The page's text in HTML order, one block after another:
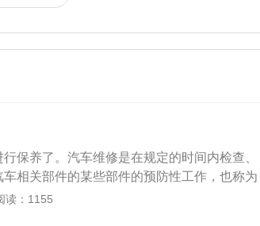
保养了。汽车维修是在规定的时间内检查、
相关部件的某些部件的预防性工作，也称为
动机系统（发动机）、变速箱系统、空调系
读：1155